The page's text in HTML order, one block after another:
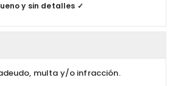
y sin detalles ✓
multa y/o infracción.